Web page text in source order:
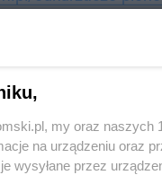
kuzynów
ssąca są
zajmuje niewiele
o małym metrażu,
waga, coznacznie
być męczącym
my oraz naszych
na urządzeniu oraz
wysyłane przez